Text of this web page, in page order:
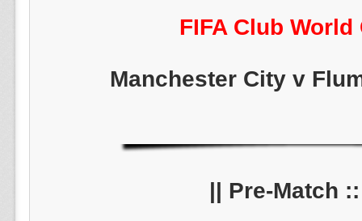
FIFA Club World
Manchester City v